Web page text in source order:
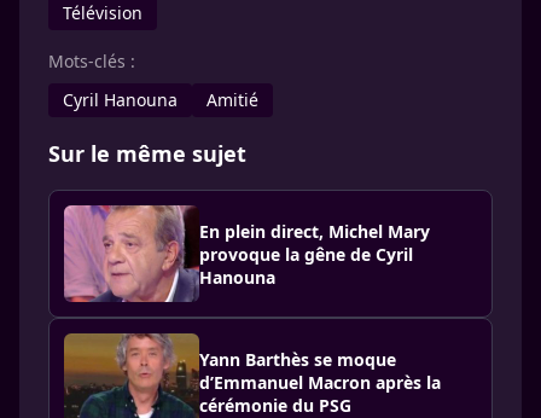
Télévision
Mots-clés :
Cyril Hanouna
Amitié
Sur le même sujet
En plein direct, Michel Mary
provoque la gêne de Cyril
Hanouna
Yann Barthès se moque
d’Emmanuel Macron après la
cérémonie du PSG